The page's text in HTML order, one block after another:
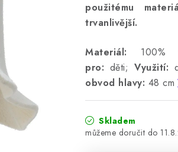
použitému
trvanlivější.
Materiál:
pro: děti;Využití:
obvod hlavy: 48 cm
Skladem